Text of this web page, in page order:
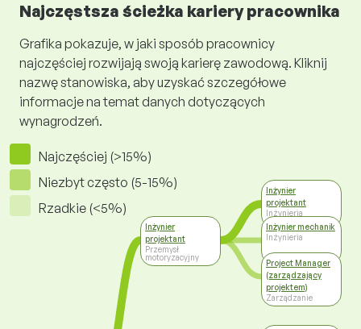
Najczęstsza ścieżka kariery pracownika
Grafika pokazuje, w jaki sposób pracownicy
najczęściej rozwijają swoją karierę zawodową. Kliknij
nazwę stanowiska, aby uzyskać szczegółowe
informacje na temat danych dotyczących
wynagrodzeń.
Najczęściej (>15%)
Niezbyt często (5-15%)
Rzadkie (<5%)
Inżynier
projektant
Przemysł
motoryzacyjny
Inżynier
projektant
Inżynieria
Inżynier mechanik
Inżynieria
Project Manager
(zarządzający
projektem)
Zarządzanie